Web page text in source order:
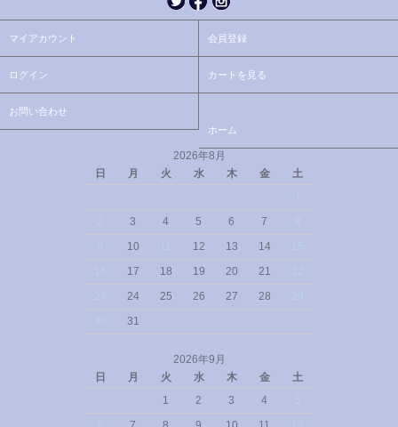
マイアカウント 会員登録
ログイン カートを見る
お問い合わせ
ホーム
2026年8月
日
月 火 水 木 金
土
3 4 5 6 7
10 12 13 14
17 18 19 20 21
24 25 26 27 28
31
2026年9月
日
月 火 水 木 金
土
1
2 3 4